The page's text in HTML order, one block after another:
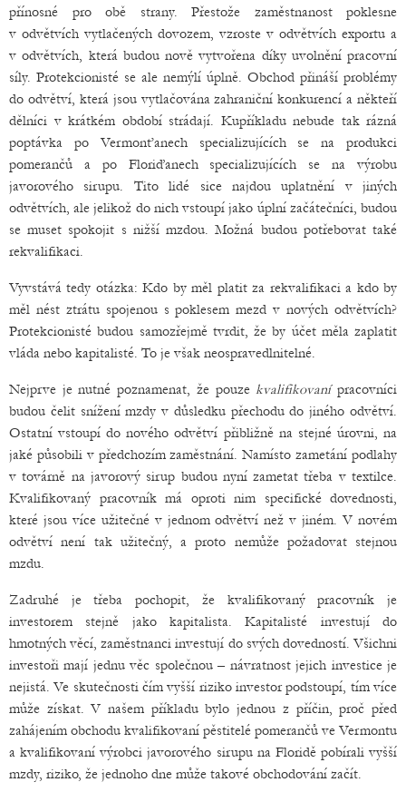
přínosné pro obě strany. Přestože zaměstnanost poklesne
v odvětvích vytlačených dovozem, vzroste v odvětvích exportu a
v odvětvích, která budou nově vytvořena díky uvolnění pracovní
síly. Protekcionisté se ale nemýlí úplně. Obchod přináší problémy
do odvětví, která jsou vytlačována zahraniční konkurencí a někteří
dělníci v krátkém období strádají. Kupříkladu nebude tak rázná
poptávka po Vermonťanech specializujících se na produkci
pomerančů a po Floriďanech specializujících se na výrobu
javorového sirupu. Tito lidé sice najdou uplatnění v jiných
odvětvích, ale jelikož do nich vstoupí jako úplní začátečníci, budou
se muset spokojit s nižší mzdou. Možná budou potřebovat také
rekvalifikaci.
Vyvstává tedy otázka: Kdo by měl platit za rekvalifikaci a kdo by
měl nést ztrátu spojenou s poklesem mezd v nových odvětvích?
Protekcionisté budou samozřejmě tvrdit, že by účet měla zaplatit
vláda nebo kapitalisté. To je však neospravedlnitelné.
Nejprve je nutné poznamenat, že pouzekvalifikovanípracovníci
budou čelit snížení mzdy v důsledku přechodu do jiného odvětví.
Ostatní vstoupí do nového odvětví přibližně na stejné úrovni, na
jaké působili v předchozím zaměstnání. Namísto zametání podlahy
v továrně na javorový sirup budou nyní zametat třeba v textilce.
Kvalifikovaný pracovník má oproti nim specifické dovednosti,
které jsou více užitečné v jednom odvětví než v jiném. V novém
odvětví není tak užitečný, a proto nemůže požadovat stejnou
mzdu.
Zadruhé je třeba pochopit, že kvalifikovaný pracovník je
investorem stejně jako kapitalista. Kapitalisté investují do
hmotných věcí, zaměstnanci investují do svých dovedností. Všichni
investoři mají jednu věc společnou – návratnost jejich investice je
nejistá. Ve skutečnosti čím vyšší riziko investor podstoupí, tím více
může získat. V našem příkladu bylo jednou z příčin, proč před
zahájením obchodu kvalifikovaní pěstitelé pomerančů ve Vermontu
a kvalifikovaní výrobci javorového sirupu na Floridě pobírali vyšší
mzdy, riziko, že jednoho dne může takové obchodování začít.